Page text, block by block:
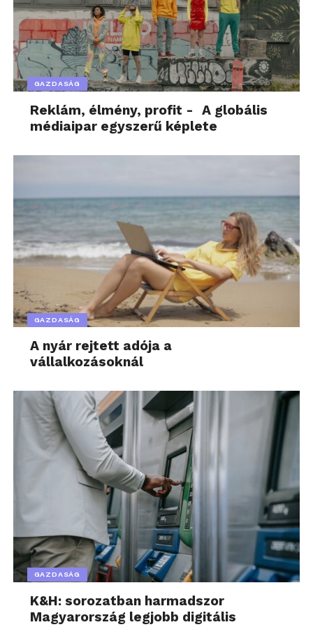
GAZDASÁG
Reklám, élmény, profit - A globális
médiaipar egyszerű képlete
GAZDASÁG
A nyár rejtett adója a
vállalkozásoknál
GAZDASÁG
K&H: sorozatban harmadszor
Magyarország legjobb digitális